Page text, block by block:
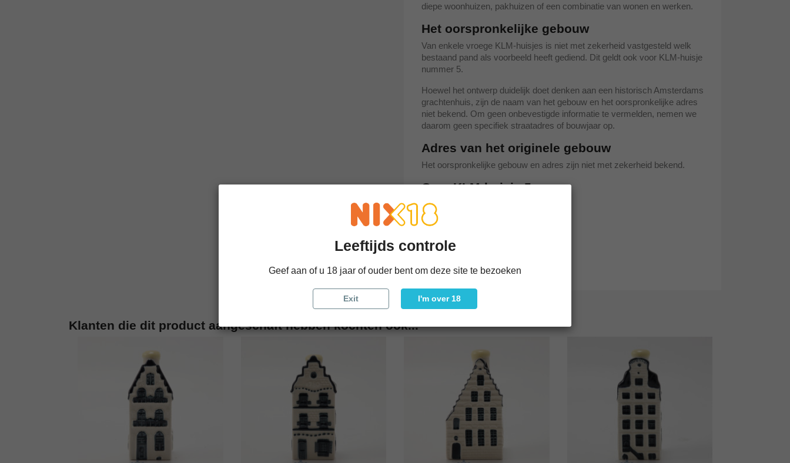
diepe woonhuizen, pakhuizen of een combinatie van wonen en werken.
Het oorspronkelijke gebouw
Van enkele vroege KLM-huisjes is niet met zekerheid vastgesteld welk
bestaand pand als voorbeeld heeft gediend. Dit geldt ook voor KLM-huisje
nummer 5.
Hoewel het ontwerp duidelijk doet denken aan een historisch Amsterdams
grachtenhuis, zijn de naam van het gebouw en het oorspronkelijke adres
niet bekend. Om geen onbevestigde informatie te vermelden, nemen we
daarom geen specifiek straatadres of bouwjaar op.
Adres van het originele gebouw
Het oorspronkelijke gebouw en adres zijn niet met zekerheid bekend.
Over KLM-huisje 5
Bouwjaar: onbekend
Uitgiftejaar: 1952
Klanten die dit product aangeschaft hebben kochten ook...
Leeftijds controle
Geef aan of u 18 jaar of ouder bent om deze site te bezoeken
Exit I'm over 18